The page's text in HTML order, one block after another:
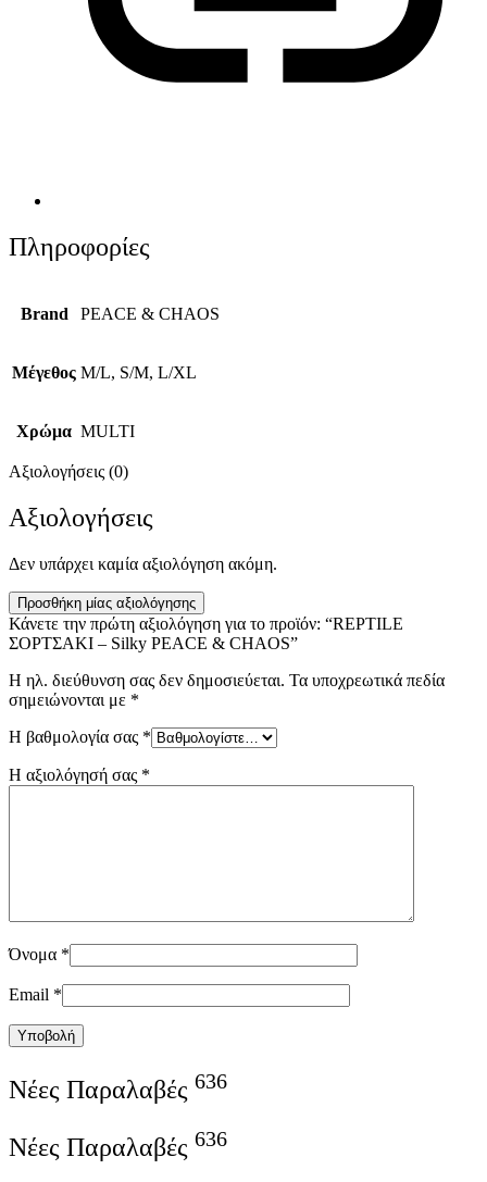
Πληροφορίες
Brand PEACE & CHAOS
Μέγεθος M/L, S/M, L/XL
Χρώμα MULTI
Αξιολογήσεις (0)
Αξιολογήσεις
Δεν υπάρχει καμία αξιολόγηση ακόμη.
Προσθήκη μίας αξιολόγησης
Κάνετε την πρώτη αξιολόγηση για το προϊόν: “REPTILE
ΣΟΡΤΣΑΚΙ – Silky PEACE & CHAOS”
Η ηλ. διεύθυνση σας δεν δημοσιεύεται. Τα υποχρεωτικά πεδία
σημειώνονται με *
Η βαθμολογία σας *
Η αξιολόγησή σας *
Όνομα *
Email *
Υποβολή
Νέες Παραλαβές 636
Νέες Παραλαβές 636